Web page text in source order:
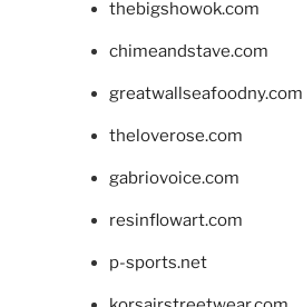
thebigshowok.com
chimeandstave.com
greatwallseafoodny.com
theloverose.com
gabriovoice.com
resinflowart.com
p-sports.net